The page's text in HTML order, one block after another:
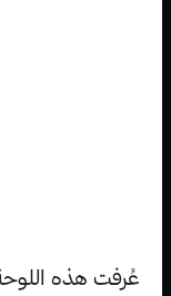
عُرفت هذه اللوحة